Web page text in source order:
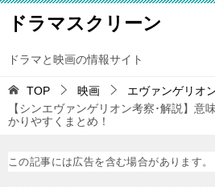
ドラマスクリーン
ドラマと映画の情報サイト
TOP 映画
エヴァンゲリオ
【シンエヴァンゲリオン考察･解説】意
かりやすくまとめ！
この記事には広告を含む場合があります。